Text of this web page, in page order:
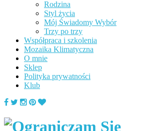
Rodzina
Styl życia
Mój Świadomy Wybór
Trzy po trzy
Współpraca i szkolenia
Mozaika Klimatyczna
O mnie
Sklep
Polityka prywatności
Klub